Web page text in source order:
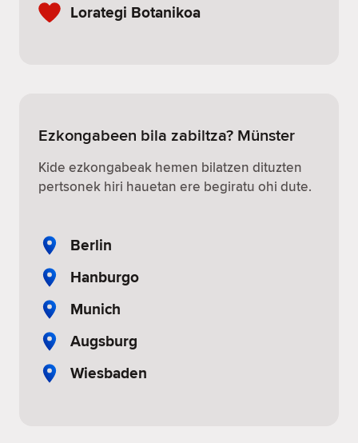
Lorategi Botanikoa
Ezkongabeen bila zabiltza? Münster
Kide ezkongabeak hemen bilatzen dituzten
pertsonek hiri hauetan ere begiratu ohi dute.
Berlin
Hanburgo
Munich
Augsburg
Wiesbaden